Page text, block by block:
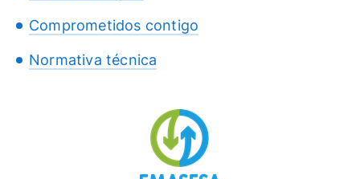
Comprometidos contigo
Normativa técnica